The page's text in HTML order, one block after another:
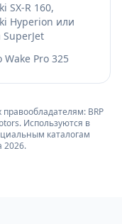
SX-R 160,
Hyperion или
SuperJet
Wake Pro 325
BRP
Используются в
каталогам
2026.